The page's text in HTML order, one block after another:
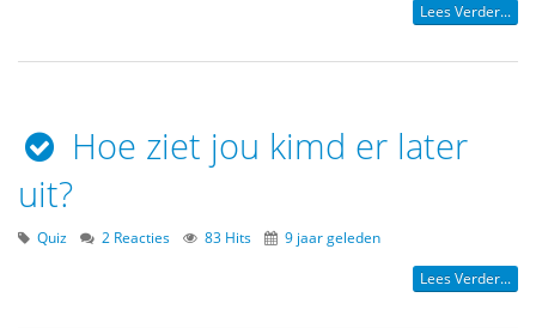
Lees Verder...
Hoe ziet jou kimd er later
uit?
Quiz 2 Reacties 83 Hits 9 jaar geleden
Lees Verder...